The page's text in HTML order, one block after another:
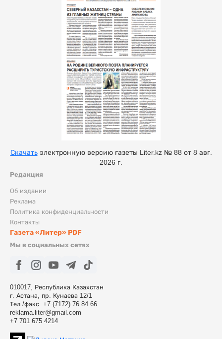
Редакция
Об издании
Реклама
Политика конфиденциальности
Контакты
Газета «Литер» PDF
Мы в социальных сетях
010017, Республика Казахстан
г. Астана, пр. Кунаева 12/1
Тел./факс: +7 (7172) 76 84 66
reklama.liter@gmail.com
+7 701 675 4214
Скачатьэлектронную версию газеты Liter.kz № 88 от 8 авг.
2026 г.